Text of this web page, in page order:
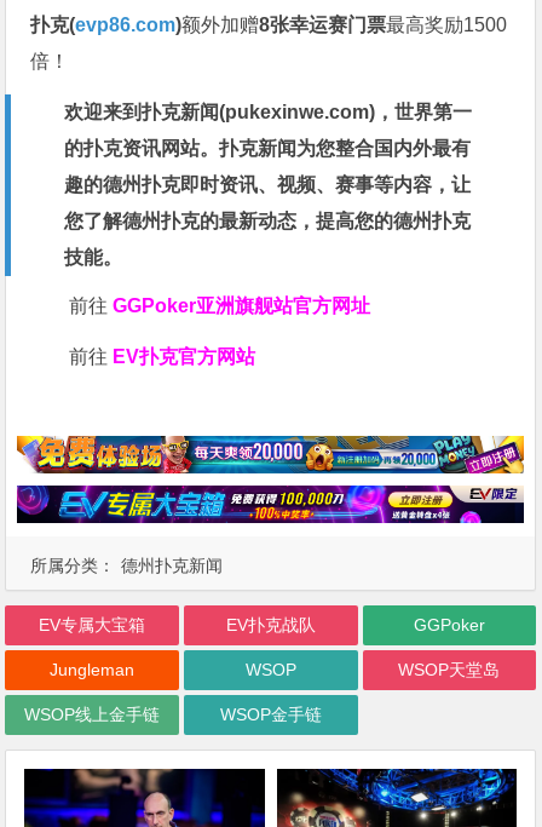
所属分类： 德州扑克新闻
扑克(evp86.com)额外加赠8张幸运赛门票最高奖励1500
倍！
欢迎来到扑克新闻(pukexinwe.com)，世界第一
的扑克资讯网站。扑克新闻为您整合国内外最有
趣的德州扑克即时资讯、视频、赛事等内容，让
您了解德州扑克的最新动态，提高您的德州扑克
技能。
前往GGPoker亚洲旗舰站官方网址
前往 EV扑克官方网站
EV专属大宝箱 EV扑克战队 GGPoker
Jungleman WSOP WSOP天堂岛
WSOP线上金手链 WSOP金手链